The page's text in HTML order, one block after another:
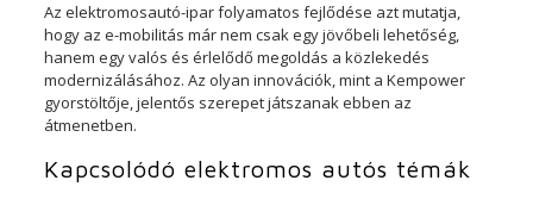
Az elektromosautó-ipar folyamatos fejlődése azt mutatja,
hogy az e-mobilitás már nem csak egy jövőbeli lehetőség,
hanem egy valós és érlelődő megoldás a közlekedés
modernizálásához. Az olyan innovációk, mint a Kempower
gyorstöltője, jelentős szerepet játszanak ebben az
átmenetben.
Kapcsolódó elektromos autós témák